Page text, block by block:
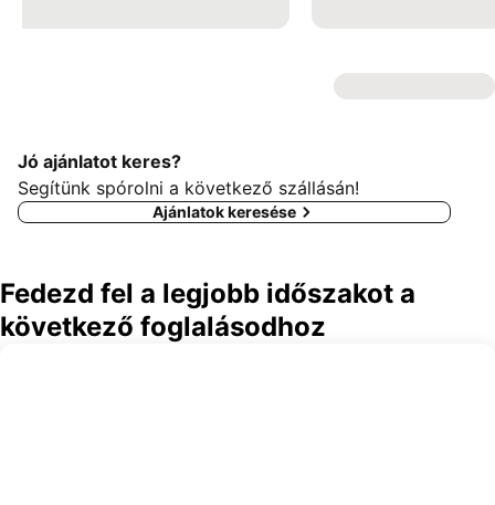
Jó ajánlatot keres?
Segítünk spórolni a következő szállásán!
Ajánlatok keresése
Fedezd fel a legjobb időszakot a
következő foglalásodhoz